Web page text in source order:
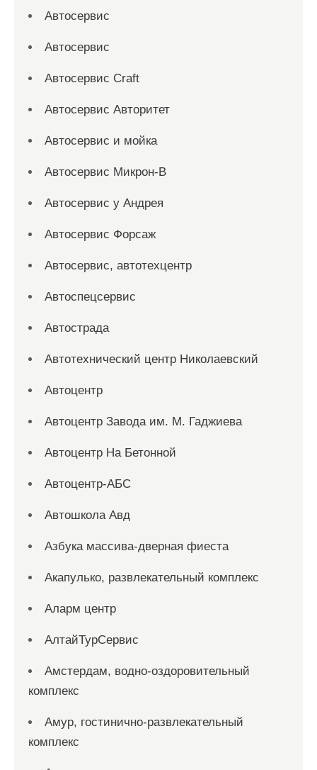
Автосервис
Автосервис
Автосервис Craft
Автосервис Авторитет
Автосервис и мойка
Автосервис Микрон-В
Автосервис у Андрея
Автосервис Форсаж
Автосервис, автотехцентр
Автоспецсервис
Автострада
Автотехнический центр Николаевский
Автоцентр
Автоцентр Завода им. М. Гаджиева
Автоцентр На Бетонной
Автоцентр-АБС
Автошкола Авд
Азбука массива-дверная фиеста
Акапулько, развлекательный комплекс
Аларм центр
АлтайТурСервис
Амстердам, водно-оздоровительный
комплекс
Амур, гостинично-развлекательный
комплекс